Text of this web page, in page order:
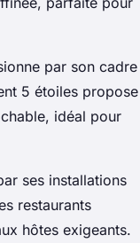
par son cadre
5 étoiles propose
idéal pour
ses installations
restaurants
hôtes exigeants.